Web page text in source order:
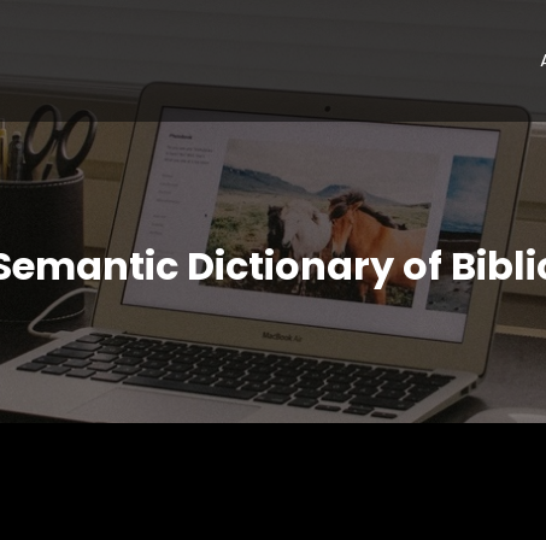
Dictionary of